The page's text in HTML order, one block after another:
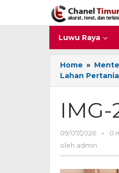
konten
Luwu Raya
Home »
Lahan
09/07/2026
oleh
-
0
oleh admin